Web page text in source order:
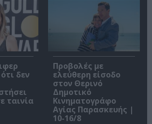
δεν
ταινία
Προβολές με
ελεύθερη είσοδο
στον Θερινό
Δημοτικό
Κινηματογράφο
Αγίας Παρασκευής |
10-16/8